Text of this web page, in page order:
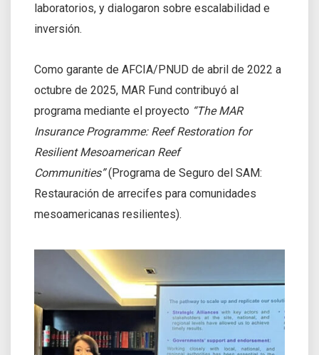
laboratorios, y dialogaron sobre escalabilidad e
inversión.
Como garante de AFCIA/PNUD de abril de 2022 a
octubre de 2025, MAR Fund contribuyó al
programa mediante el proyecto “The MAR
Insurance Programme: Reef Restoration for
Resilient Mesoamerican Reef
Communities”(Programa de Seguro del SAM:
Restauración de arrecifes para comunidades
mesoamericanas resilientes).